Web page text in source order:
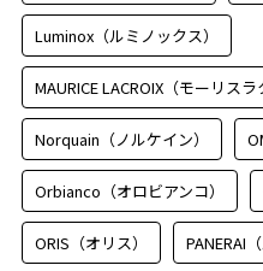
Luminox（ルミノックス）
MAURICE LACROIX（モーリスラ
Norquain（ノルケイン）
Orbianco（オロビアンコ）
ORIS（オリス） PANERAI